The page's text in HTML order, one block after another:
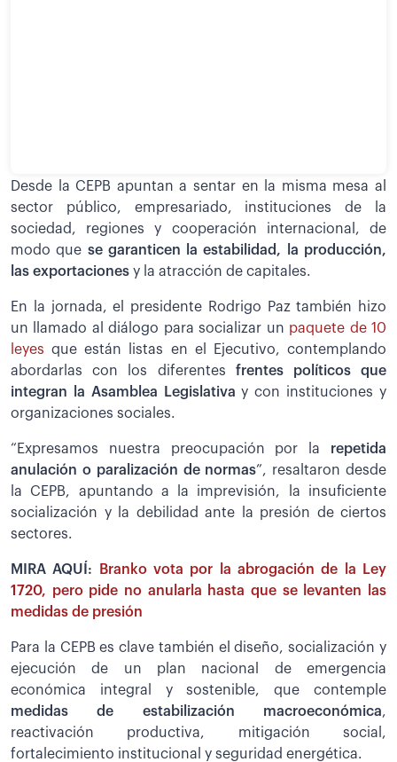
Desde la CEPB apuntan a sentar en la misma mesa al
sector público, empresariado, instituciones de la
sociedad, regiones y cooperación internacional, de
modo que se garanticen la estabilidad, la producción,
las exportaciones y la atracción de capitales.
En la jornada, el presidente Rodrigo Paz también hizo
un llamado al diálogo para socializar un paquete de 10
leyes que están listas en el Ejecutivo, contemplando
abordarlas con los diferentes frentes políticos que
integran la Asamblea Legislativay con instituciones y
organizaciones sociales.
“Expresamos nuestra preocupación por la repetida
anulación o paralización de normas”, resaltaron desde
la CEPB, apuntando a la imprevisión, la insuficiente
socialización y la debilidad ante la presión de ciertos
sectores.
MIRA AQUÍ:
Branko vota por la abrogación de la Ley
1720, pero pide no anularla hasta que se levanten las
medidas de presión
Para la CEPB es clave también el diseño, socialización y
ejecución de un plan nacional de emergencia
económica integral y sostenible, que contemple
medidas de estabilización macroeconómica,
reactivación productiva, mitigación social,
fortalecimiento institucional y seguridad energética.